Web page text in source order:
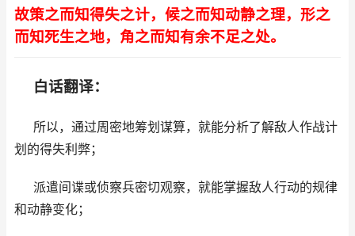
故策之而知得失之计，候之而知动静之理，形之
而知死生之地，角之而知有余不足之处。
白话翻译：
所以，通过周密地筹划谋算，就能分析了解敌人作战计
划的得失利弊；
派遣间谍或侦察兵密切观察，就能掌握敌人行动的规律
和动静变化；